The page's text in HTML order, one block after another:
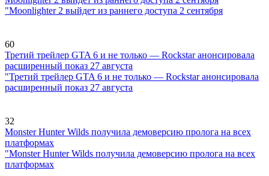
"Moonlighter 2 выйдет из раннего доступа 2 сентября
60
Третий трейлер GTA 6 и не только — Rockstar анонсировала
расширенный показ 27 августа
"Третий трейлер GTA 6 и не только — Rockstar анонсировала
расширенный показ 27 августа
32
Monster Hunter Wilds получила демоверсию пролога на всех
платформах
"Monster Hunter Wilds получила демоверсию пролога на всех
платформах